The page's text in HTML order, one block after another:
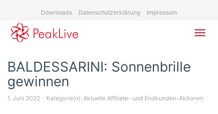
content
Downloads Datenschutzerklärung Impressum
BALDESSARINI: Sonnenbrille
gewinnen
1. Juni 2022 Kategorie(n): Aktuelle Affiliate- und Endkunden-Aktionen